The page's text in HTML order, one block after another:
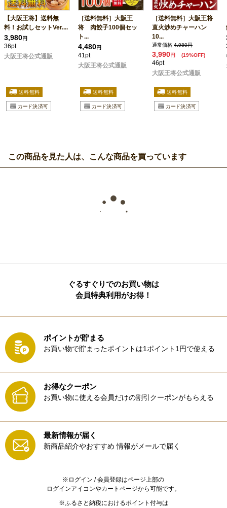
【大阪王将】送料無
料！お試しセットVer....
3,980円
36pt
大阪王将公式通販
［送料無料］大阪王
将 肉餃子100個セッ
ト...
4,480円
41pt
大阪王将公式通販
［送料無料］大阪王将
直火炒めチャーハン
10...
通常価格 4,980円
3,990円 (19%OFF)
46pt
大阪王将公式通販
この商品を見た人は、こんな商品を買っています
ぐるすぐりでのお買い物は
会員特典利用がお得！
ポイントが貯まる
お買い物で貯まったポイントは1ポイント1円で使える
お得なクーポン
お買い物に使える会員だけの割引クーポンがもらえる
最新情報が届く
新商品紹介やおすすめ 情報がメールで届く
※ログイン / 会員登録はページ上部の
ログインアイコンやカートページから可能です。
※ふるさと納税におけるポイント付与は